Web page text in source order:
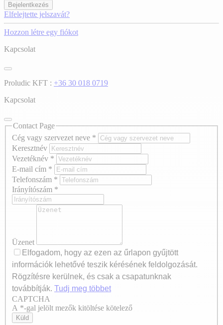
Bejelentkezés
Elfelejtette jelszavát?
Hozzon létre egy fiókot
Kapcsolat
Proludic KFT : +36 30 018 0719
Kapcsolat
Contact Page
Cég vagy szervezet neve *
Keresztnév
Vezetéknév *
E-mail cím *
Telefonszám *
Irányítószám *
Üzenet
Elfogadom, hogy az ezen az űrlapon gyűjtött
információk lehetővé teszik kérésének feldolgozását.
Rögzítésre kerülnek, és csak a csapatunknak
továbbítják. Tudj meg többet
Axeptio consent
CAPTCHA
A *-gal jelölt mezők kitöltése kötelező
Küld